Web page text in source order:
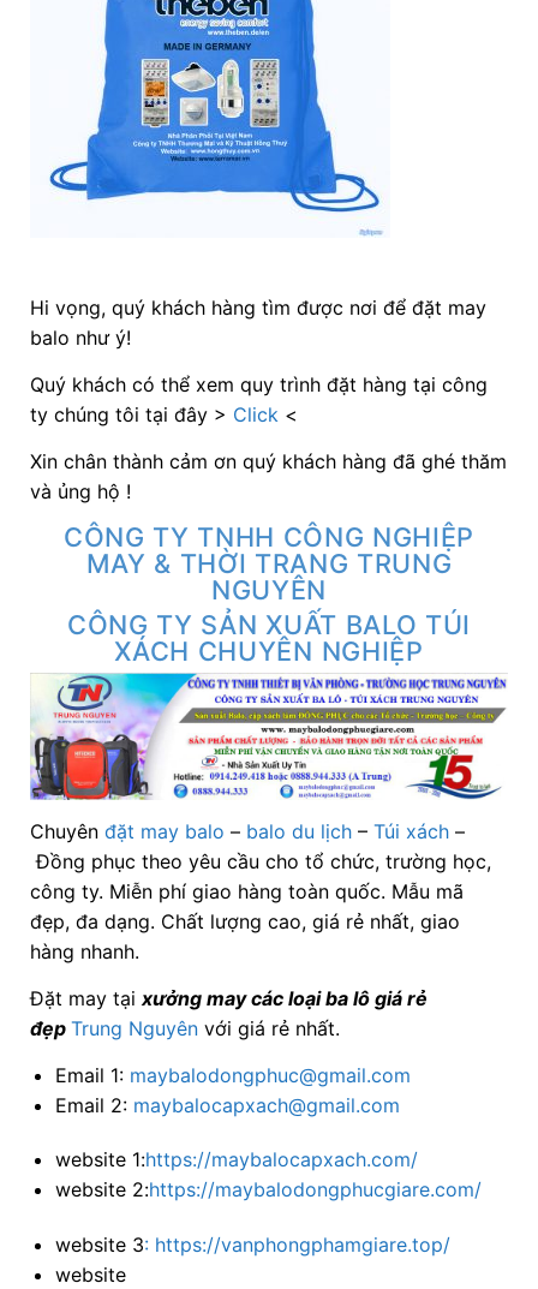
Hi vọng, quý khách hàng tìm được nơi để đặt may
balo như ý!
Quý khách có thể xem quy trình đặt hàng tại công
ty chúng tôi tại đây > Click<
Xin chân thành cảm ơn quý khách hàng đã ghé thăm
và ủng hộ !
CÔNG TY TNHH CÔNG NGHIỆP
MAY & THỜI TRANG TRUNG
NGUYÊN
CÔNG TY SẢN XUẤT BALO TÚI
XÁCH CHUYÊN NGHIỆP
Chuyên đặt may balo – balo du lịch– Túi xách–
Đồng phục theo yêu cầu cho tổ chức, trường học,
công ty. Miễn phí giao hàng toàn quốc. Mẫu mã
đẹp, đa dạng. Chất lượng cao, giá rẻ nhất, giao
hàng nhanh.
Đặt may tại xưởng may các loại ba lô giá rẻ
đẹp Trung Nguyênvới giá rẻ nhất.
Email 1: maybalodongphuc@gmail.com
Email 2: maybalocapxach@gmail.com
website 1:https://maybalocapxach.com/
website 2:https://maybalodongphucgiare.com/
website 3: https://vanphongphamgiare.top/
website